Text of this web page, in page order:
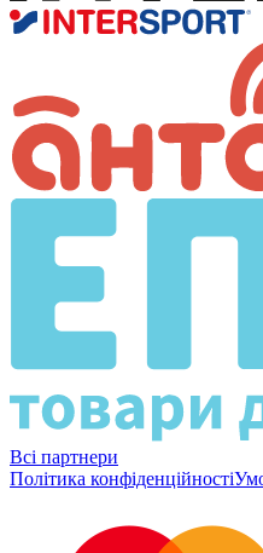
Всі партнери
Політика конфіденційності